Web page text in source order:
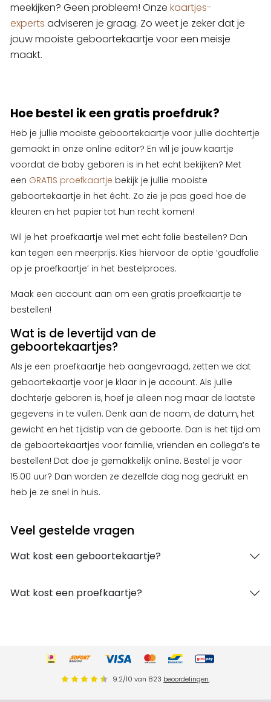
meekijken? Geen probleem! Onze kaartjes-
experts adviseren je graag. Zo weet je zeker dat je
jouw mooiste geboortekaartje voor een meisje
maakt.
Hoe bestel ik een gratis proefdruk?
Heb je jullie mooiste geboortekaartje voor jullie dochtertje
gemaakt in onze online editor? En wil je jouw kaartje
voordat de baby geboren is in het echt bekijken? Met
een GRATIS proefkaartje bekijk je jullie mooiste
geboortekaartje in het écht. Zo zie je pas goed hoe de
kleuren en het papier tot hun recht komen!
Wil je het proefkaartje wel met echt folie bestellen? Dan
kan tegen een meerprijs. Kies hiervoor de optie ‘goudfolie
op je proefkaartje’ in het bestelproces.
Maak een account aan om een gratis proefkaartje te
bestellen!
Wat is de levertijd van de
geboortekaartjes?
Als je een proefkaartje heb aangevraagd, zetten we dat
geboortekaartje voor je klaar in je account. Als jullie
dochterje geboren is, hoef je alleen nog maar de laatste
gegevens in te vullen. Denk aan de naam, de datum, het
gewicht en het tijdstip van de geboorte. Dan is het tijd om
de geboortekaartjes voor familie, vrienden en collega’s te
bestellen! Dat doe je gemakkelijk online. Bestel je voor
15.00 uur? Dan worden ze dezelfde dag nog gedrukt en
heb je ze snel in huis.
Veel gestelde vragen
Wat kost een geboortekaartje?
Wat kost een proefkaartje?
9.2/10 van 823 beoordelingen.